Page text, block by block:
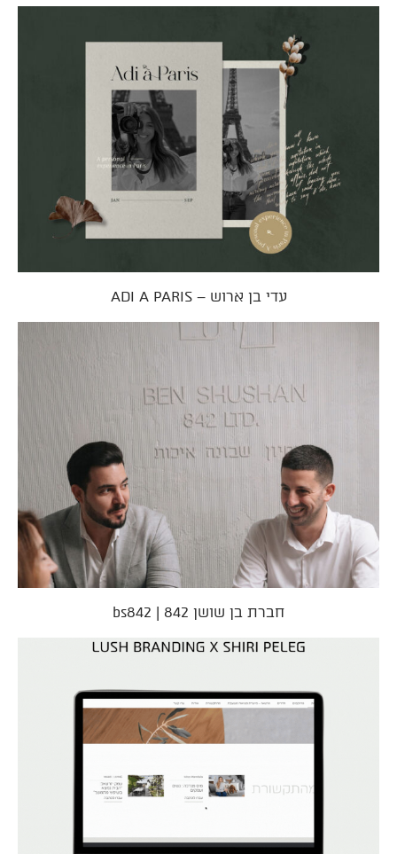
עדי בן ארוש – ADI A PARIS
חברת בן שושן 842 | bs842